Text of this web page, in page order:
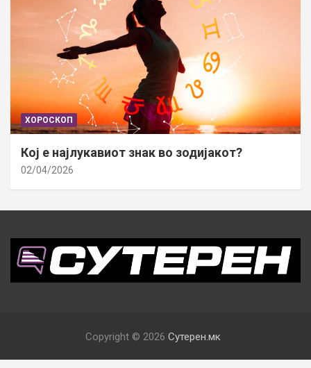
ХОРОСКОП
Кој е најлукавиот знак во зодијакот?
02/04/2026
Copyright © 2026 Сутерен.мк